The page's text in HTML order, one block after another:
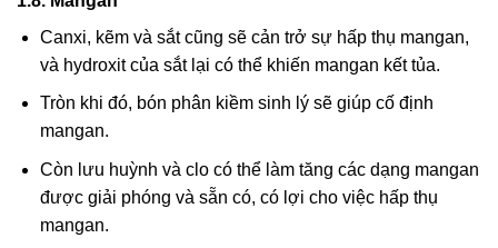
Canxi, kẽm và sắt cũng sẽ cản trở sự hấp thụ mangan,
và hydroxit của sắt lại có thể khiến mangan kết tủa.
Tròn khi đó, bón phân kiềm sinh lý sẽ giúp cố định
mangan.
Còn lưu huỳnh và clo có thể làm tăng các dạng mangan
được giải phóng và sẵn có, có lợi cho việc hấp thụ
mangan.